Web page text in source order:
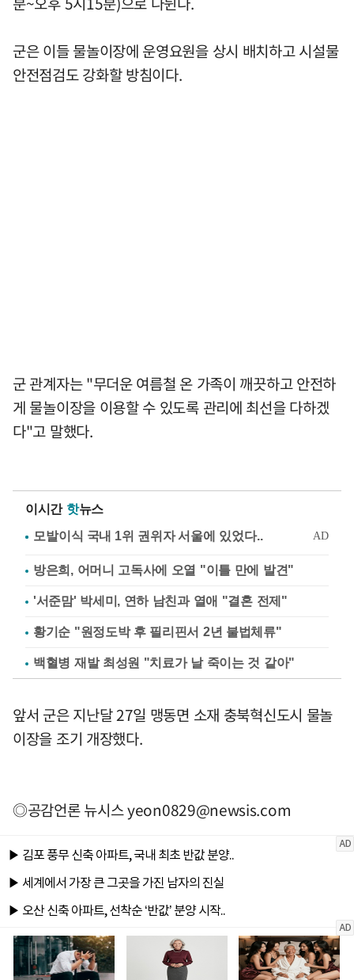
군은 이들 물놀이장에 운영요원을 상시 배치하고 시설물
안전점검도 강화할 방침이다.
군 관계자는 "무더운 여름철 온 가족이 깨끗하고 안전하
게 물놀이장을 이용할 수 있도록 관리에 최선을 다하겠
다"고 말했다.
이시간 핫뉴스
방은희, 어머니 고독사에 오열 "이틀 만에 발견"
'서준맘' 박세미, 연하 남친과 열애 "결혼 전제"
황기순 "원정도박 후 필리핀서 2년 불법체류"
백혈병 재발 최성원 "치료가 날 죽이는 것 같아"
앞서 군은 지난달 27일 맹동면 소재 충북혁신도시 물놀
이장을 조기 개장했다.
◎공감언론 뉴시스yeon0829@newsis.com